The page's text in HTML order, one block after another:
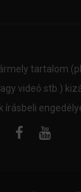
tartalom
videó stb.)
írásbeli